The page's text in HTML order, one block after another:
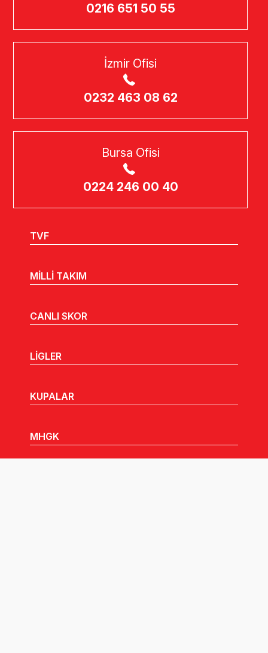
0216 651 50 55
İzmir Ofisi
0232 463 08 62
Bursa Ofisi
0224 246 00 40
TVF
MİLLİ TAKIM
CANLI SKOR
LİGLER
KUPALAR
MHGK